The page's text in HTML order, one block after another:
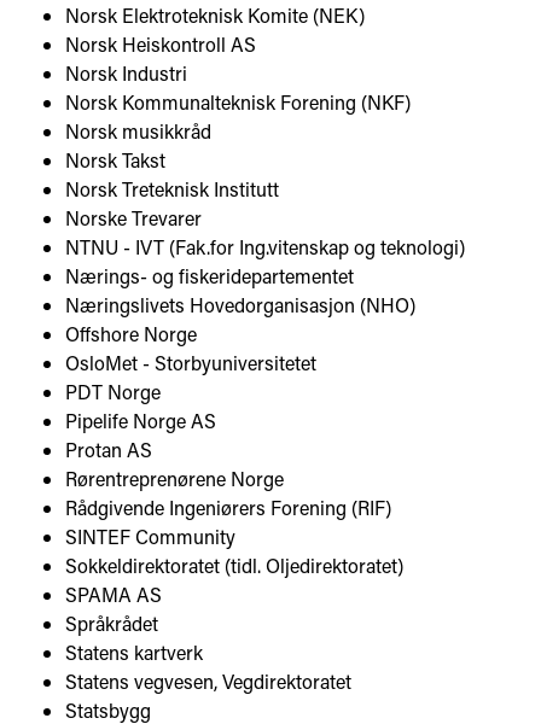
Norsk Elektroteknisk Komite (NEK)
Norsk Heiskontroll AS
Norsk Industri
Norsk Kommunalteknisk Forening (NKF)
Norsk musikkråd
Norsk Takst
Norsk Treteknisk Institutt
Norske Trevarer
NTNU - IVT (Fak.for Ing.vitenskap og teknologi)
Nærings- og fiskeridepartementet
Næringslivets Hovedorganisasjon (NHO)
Offshore Norge
OsloMet - Storbyuniversitetet
PDT Norge
Pipelife Norge AS
Protan AS
Rørentreprenørene Norge
Rådgivende Ingeniørers Forening (RIF)
SINTEF Community
Sokkeldirektoratet (tidl. Oljedirektoratet)
SPAMA AS
Språkrådet
Statens kartverk
Statens vegvesen, Vegdirektoratet
Statsbygg